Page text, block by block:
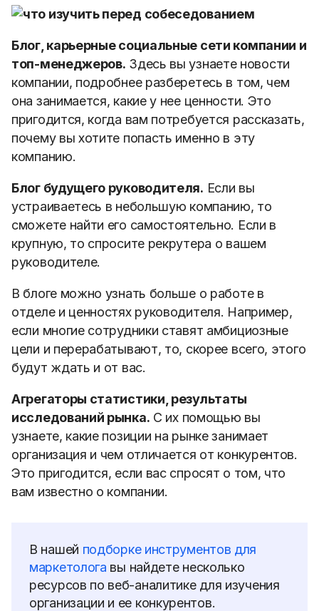
Блог, карьерные социальные сети компании и
топ-менеджеров. Здесь вы узнаете новости
компании, подробнее разберетесь в том, чем
она занимается, какие у нее ценности. Это
пригодится, когда вам потребуется рассказать,
почему вы хотите попасть именно в эту
компанию.
Блог будущего руководителя. Если вы
устраиваетесь в небольшую компанию, то
сможете найти его самостоятельно. Если в
крупную, то спросите рекрутера о вашем
руководителе.
В блоге можно узнать больше о работе в
отделе и ценностях руководителя. Например,
если многие сотрудники ставят амбициозные
цели и перерабатывают, то, скорее всего, этого
будут ждать и от вас.
Агрегаторы статистики, результаты
исследований рынка. С их помощью вы
узнаете, какие позиции на рынке занимает
организация и чем отличается от конкурентов.
Это пригодится, если вас спросят о том, что
вам известно о компании.
В нашей подборке инструментов для
маркетолога вы найдете несколько
ресурсов по веб-аналитике для изучения
организации и ее конкурентов.